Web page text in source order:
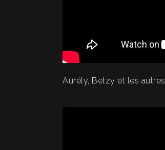
Aurély, Betzy et les autres